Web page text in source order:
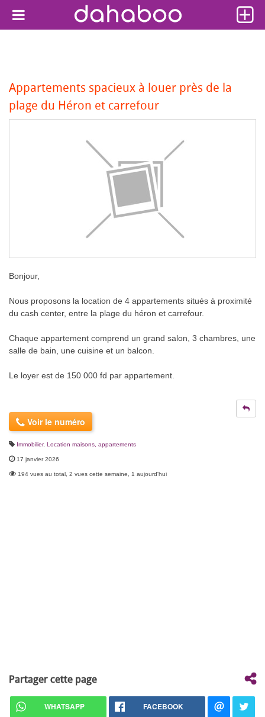
Appartements spacieux à louer près de la
plage du Héron et carrefour
Bonjour,
Nous proposons la location de 4 appartements situés à proximité
du cash center, entre la plage du héron et carrefour.
Chaque appartement comprend un grand salon, 3 chambres, une
salle de bain, une cuisine et un balcon.
Le loyer est de 150 000 fd par appartement.
Voir le numéro
Immobilier, Location maisons, appartements
17 janvier 2026
194 vues au total, 2 vues cette semaine, 1 aujourd'hui
Partager cette page
WHATSAPP FACEBOOK